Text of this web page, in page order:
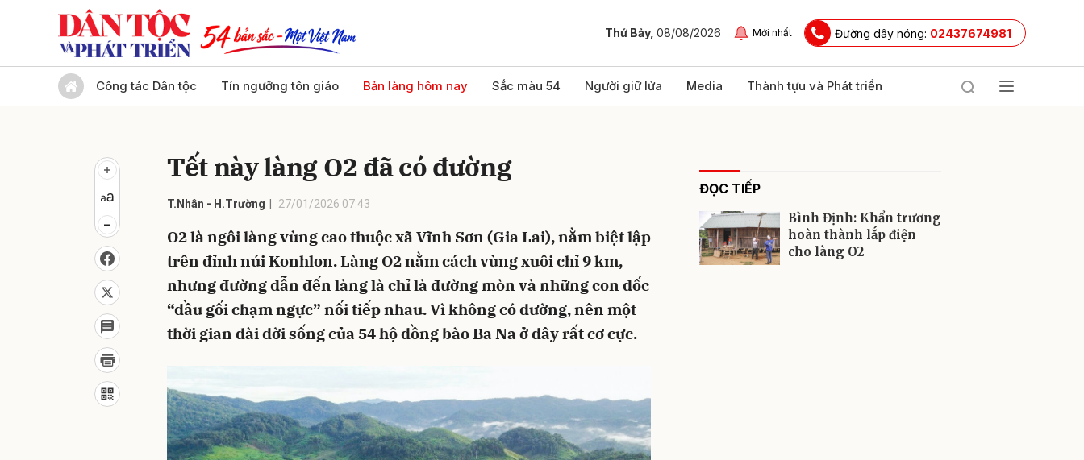
Thứ Bảy, 08/08/2026 Mới nhất Đường dây nóng: 02437674981
Công tác Dân tộc Tín ngưỡng tôn giáo Bản làng hôm nay Sắc màu 54 Người giữ lửa Media Thành tựu và Phát triển
Tết này làng O2 đã có đường
T.Nhân - H.Trường 27/01/2026 07:43
O2 là ngôi làng vùng cao thuộc xã Vĩnh Sơn (Gia Lai), nằm biệt lập
trên đỉnh núi Konhlon. Làng O2 nằm cách vùng xuôi chỉ 9 km,
nhưng đường dẫn đến làng là chỉ là đường mòn và những con dốc
“đầu gối chạm ngực” nối tiếp nhau. Vì không có đường, nên một
thời gian dài đời sống của 54 hộ đồng bào Ba Na ở đây rất cơ cực.
ĐỌC TIẾP
Bình Định: Khẩn trương
hoàn thành lắp điện
cho làng O2
Gửi bình luận
Gửi